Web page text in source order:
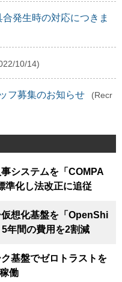
発生時の対応につきま
10/14)
フ募集のお知らせ
(Recr
システムを「COMPA
準化し法改正に追従
想化基盤を「OpenShi
年間の費用を2割減
基盤でゼロトラストを
働